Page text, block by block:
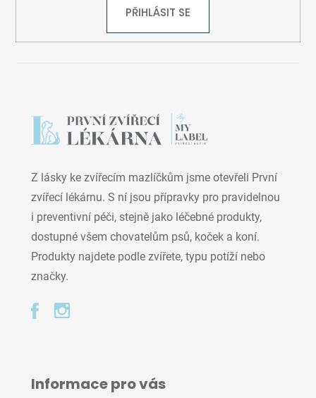
u
PŘIHLÁSIT SE
Z lásky ke zvířecím mazlíčkům jsme otevřeli První
zvířecí lékárnu. S ní jsou přípravky pro pravidelnou
i preventivní péči, stejně jako léčebné produkty,
dostupné všem chovatelům psů, koček a koní.
Produkty najdete podle zvířete, typu potíží nebo
značky.
Informace pro vás